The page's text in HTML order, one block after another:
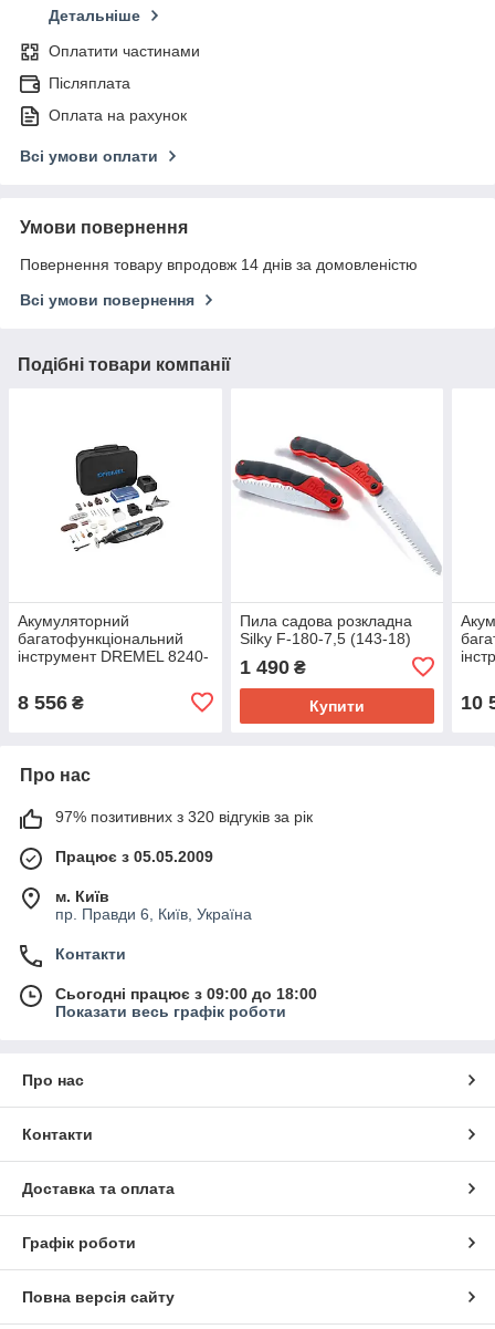
Детальніше
Оплатити частинами
Післяплата
Оплата на рахунок
Всі умови оплати
Умови повернення
Повернення товару впродовж 14 днів за домовленістю
Всі умови повернення
Подібні товари компанії
Акумуляторний
багатофункціональний
інструмент DREMEL 8240-
8 556 ₴
Пила садова розкладна
Silky F-180-7,5 (143-18)
1 490₴
Купити 10
Про нас
97% позитивних з 320 відгуків за рік
Працює з 05.05.2009
м. Київ
пр. Правди 6, Київ, Україна
Контакти
Сьогодні працює з 09:00 до 18:00
Показати весь графік роботи
Про нас
Контакти
Доставка та оплата
Графік роботи
Повна версія сайту